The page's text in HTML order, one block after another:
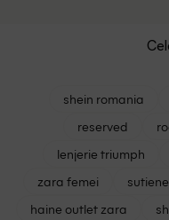
shein romania
reserved
lenjerie triumph
zara femei
haine outlet zara